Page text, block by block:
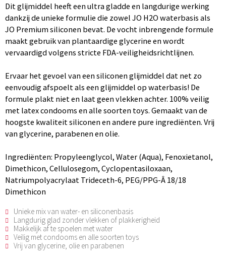
Dit glijmiddel heeft een ultra gladde en langdurige werking
dankzij de unieke formulie die zowel JO H2O waterbasis als
JO Premium siliconen bevat. De vocht inbrengende formule
maakt gebruik van plantaardige glycerine en wordt
vervaardigd volgens stricte FDA-veiligheidsrichtlijnen.
Ervaar het gevoel van een siliconen glijmiddel dat net zo
eenvoudig afspoelt als een glijmiddel op waterbasis! De
formule plakt niet en laat geen vlekken achter. 100% veilig
met latex condooms en alle soorten toys. Gemaakt van de
hoogste kwaliteit siliconen en andere pure ingrediënten. Vrij
van glycerine, parabenen en olie.
Ingrediënten: Propyleenglycol, Water (Aqua), Fenoxietanol,
Dimethicon, Cellulosegom, Cyclopentasiloxaan,
Natriumpolyacrylaat Trideceth-6, PEG/PPG-Â 18/18
Dimethicon
Unieke mix van water- en siliconenbasis
Langdurig glad zonder vlekken of plakkerigheid
Makkelijk af te spoelen met water
Veilig met condooms en alle soorten toys
Vrij van glycerine, olie en parabenen